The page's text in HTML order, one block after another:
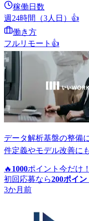
稼働日数
週24時間（3人日） 👍
働き方
フルリモート 👍
データ解析基盤の整備
件定義やモデル改善に
🔥 1000ポイント 今だけ！
初回応募なら200ポイン
3か月前